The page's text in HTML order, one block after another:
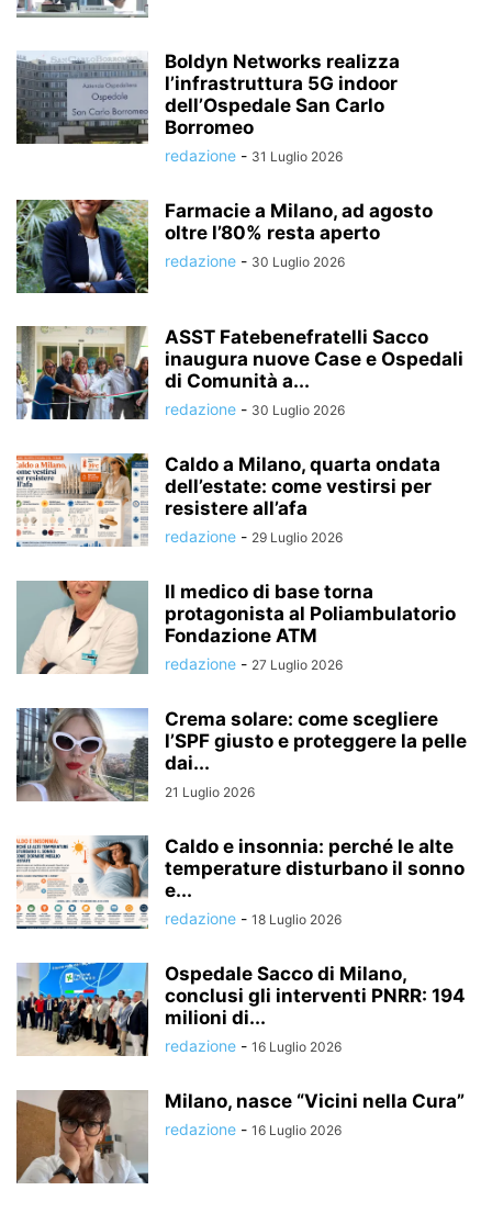
Boldyn Networks realizza
l’infrastruttura 5G indoor
dell’Ospedale San Carlo
Borromeo
redazione - 31 Luglio 2026
Farmacie a Milano, ad agosto
oltre l’80% resta aperto
redazione - 30 Luglio 2026
ASST Fatebenefratelli Sacco
inaugura nuove Case e Ospedali
di Comunità a...
redazione - 30 Luglio 2026
Caldo a Milano, quarta ondata
dell’estate: come vestirsi per
resistere all’afa
redazione - 29 Luglio 2026
Il medico di base torna
protagonista al Poliambulatorio
Fondazione ATM
redazione - 27 Luglio 2026
Crema solare: come scegliere
l’SPF giusto e proteggere la pelle
dai...
21 Luglio 2026
Caldo e insonnia: perché le alte
temperature disturbano il sonno
e...
redazione - 18 Luglio 2026
Ospedale Sacco di Milano,
conclusi gli interventi PNRR: 194
milioni di...
redazione - 16 Luglio 2026
Milano, nasce “Vicini nella Cura”
redazione - 16 Luglio 2026